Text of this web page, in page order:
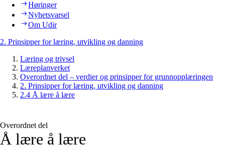
Høringer
Nyhetsvarsel
Om Udir
2. Prinsipper for læring, utvikling og danning
Læring og trivsel
Læreplanverket
Overordnet del – verdier og prinsipper for grunnopplæringen
2. Prinsipper for læring, utvikling og danning
2.4 Å lære å lære
Overordnet del
Å lære å lære